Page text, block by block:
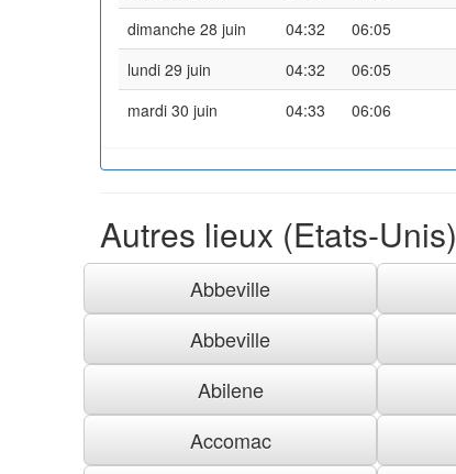
dimanche 28 juin
04:32 06:05
lundi 29 juin
04:32 06:05
mardi 30 juin
04:33 06:06
Autres lieux (Etats-Unis)
Abbeville
Abbeville
Abilene
Accomac